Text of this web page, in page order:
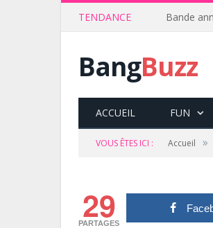
TENDANCE Bande
BangBuzz
ACCUEIL FUN
VOUS ÊTES ICI : Accueil »
29
PARTAGES